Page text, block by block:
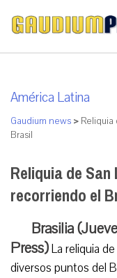
América Latina
Gaudium news >
Brasil
Reliquia de
recorriendo el
Brasilia
Press)La reliquia
diversos puntos del